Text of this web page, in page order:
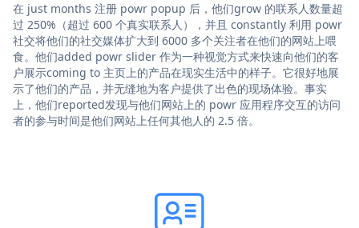
在 just months 注册 powr popup 后，他们grow 的联系人数量超
过 250%（超过 600 个真实联系人），并且 constantly 利用 powr
社交将他们的社交媒体扩大到 6000 多个关注者在他们的网站上喂
食。他们added powr slider 作为一种视觉方式来快速向他们的客
户展示coming to 主页上的产品在现实生活中的样子。它很好地展
示了他们的产品，并无缝地为客户提供了出色的现场体验。事实
上，他们reported发现与他们网站上的 powr 应用程序交互的访问
者的参与时间是他们网站上任何其他人的 2.5 倍。